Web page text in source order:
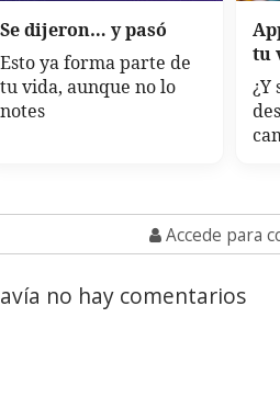
Se dijeron… y pasó
Esto ya forma parte de
tu vida, aunque no lo
notes
tu
¿Y
Accede para
no hay comentarios